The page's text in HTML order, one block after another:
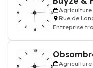
Agriculture
Rue de
Entreprise
Agriculture